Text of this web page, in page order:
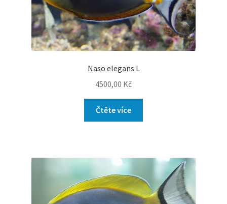
Naso elegans L
4500,00 Kč
Čtěte více